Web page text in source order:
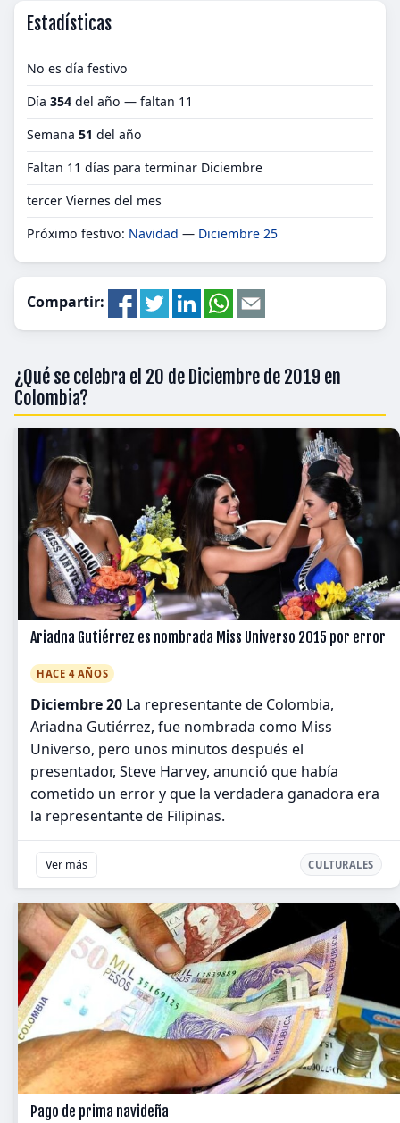
Estadísticas
No es día festivo
Día 354 del año — faltan 11
Semana 51 del año
Faltan 11 días para terminar Diciembre
tercer Viernes del mes
Próximo festivo: Navidad — Diciembre 25
Compartir:
¿Qué se celebra el 20 de Diciembre de 2019 en
Colombia?
Ariadna Gutiérrez es nombrada Miss Universo 2015 por error
HACE 4 AÑOS
Diciembre 20 La representante de Colombia,
Ariadna Gutiérrez, fue nombrada como Miss
Universo, pero unos minutos después el
presentador, Steve Harvey, anunció que había
cometido un error y que la verdadera ganadora era
la representante de Filipinas.
Ver más CULTURALES
Pago de prima navideña